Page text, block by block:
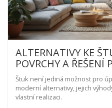
ALTERNATIVY KE
POVRCHY A ŘEŠENÍ
Štuk není jediná možnost pro
moderní alternativy, jejich
vlastní realizaci.